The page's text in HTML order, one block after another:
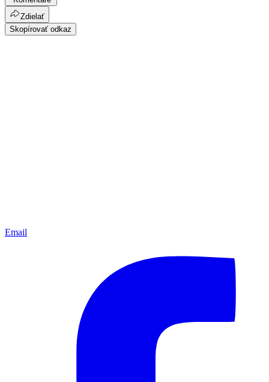
Zdielať
Skopírovať odkaz
Email